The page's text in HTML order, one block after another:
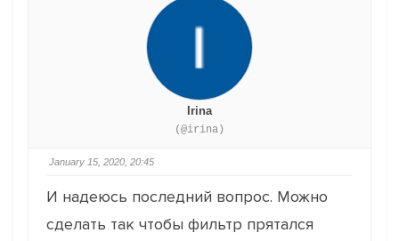
Irina
(@irina)
January 15, 2020, 20:45
И надеюсь последний вопрос. Можно
сделать так чтобы фильтр прятался